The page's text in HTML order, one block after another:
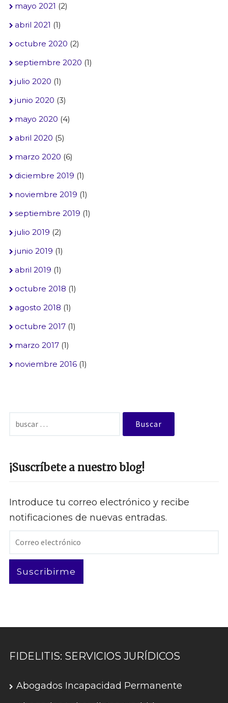
mayo 2021 (2)
abril 2021 (1)
octubre 2020 (2)
septiembre 2020 (1)
julio 2020 (1)
junio 2020 (3)
mayo 2020 (4)
abril 2020 (5)
marzo 2020 (6)
diciembre 2019 (1)
noviembre 2019 (1)
septiembre 2019 (1)
julio 2019 (2)
junio 2019 (1)
abril 2019 (1)
octubre 2018 (1)
agosto 2018 (1)
octubre 2017(1)
marzo 2017(1)
noviembre 2016(1)
¡Suscríbete a nuestro blog!
Introduce tu correo electrónico y recibe
notificaciones de nuevas entradas.
Correo
Suscribirme
FIDELITIS: SERVICIOS JURÍDICOS
Abogados Incapacidad Permanente